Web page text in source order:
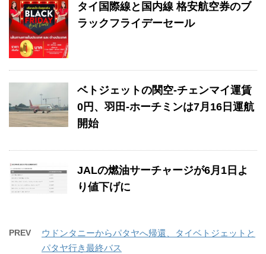
タイ国際線と国内線 格安航空券のブ
ラックフライデーセール
ベトジェットの関空-チェンマイ運賃
0円、羽田-ホーチミンは7月16日運航
開始
JALの燃油サーチャージが6月1日よ
り値下げに
PREV
ウドンタニーからパタヤへ帰還、タイベトジェットと
パタヤ行き最終バス